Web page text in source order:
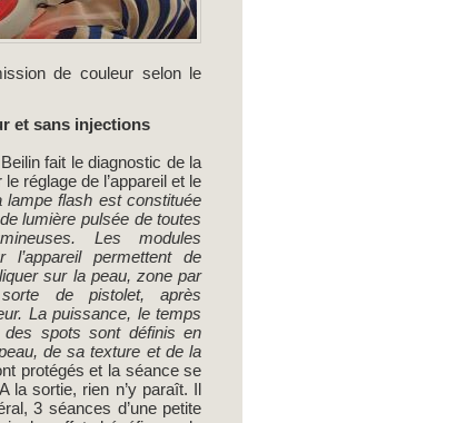
de couleur selon le
et sans injections
fait le diagnostic de la
réglage de l’appareil et le
lampe flash est constituée
lumière pulsée de toutes
Les modules
l’appareil permettent de
sur la peau, zone par
de pistolet, après
La puissance, le temps
des spots sont définis en
de sa texture et de la
protégés et la séance se
la sortie, rien n’y paraît. Il
3 séances d’une petite